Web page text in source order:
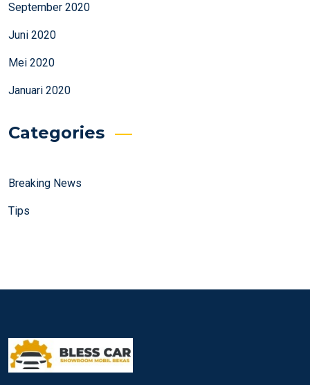
September 2020
Juni 2020
Mei 2020
Januari 2020
Categories
Breaking News
Tips